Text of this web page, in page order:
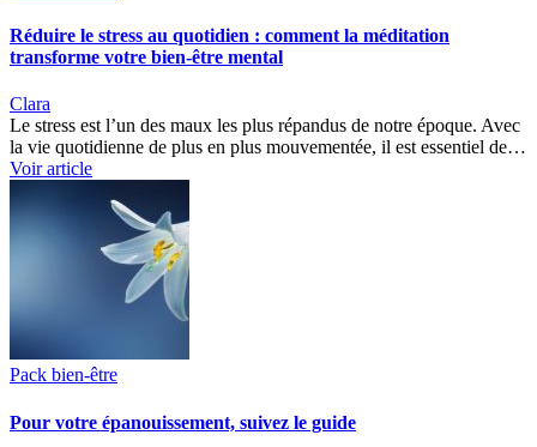
Réduire le stress au quotidien : comment la méditation
transforme votre bien-être mental
Clara
Le stress est l’un des maux les plus répandus de notre époque. Avec
la vie quotidienne de plus en plus mouvementée, il est essentiel de…
Voir article
Pack bien-être
Pour votre épanouissement, suivez le guide